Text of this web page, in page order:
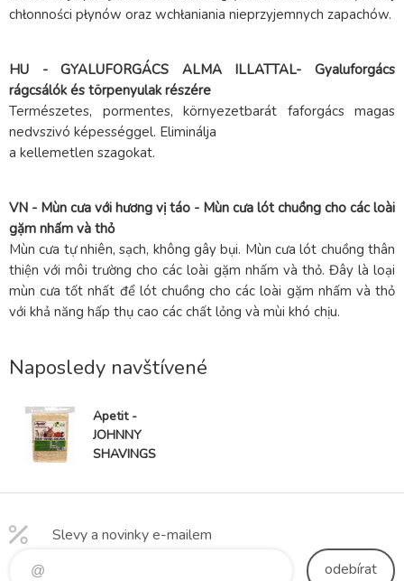
chłonności płynów oraz wchłaniania nieprzyjemnych zapachów.
HU - GYALUFORGÁCS ALMA ILLATTAL- Gyaluforgács
rágcsálók és törpenyulak részére
Természetes, pormentes, környezetbarát faforgács magas
nedvszivó képességgel. Eliminálja
a kellemetlen szagokat.
VN - Mùn cưa với hương vị táo - Mùn cưa lót chuồng cho các loài
gặm nhấm và thỏ
Mùn cưa tự nhiên, sạch, không gây bụi. Mùn cưa lót chuồng thân
thiện với môi trường cho các loài gặm nhấm và thỏ. Đây là loại
mùn cưa tốt nhất để lót chuồng cho các loài gặm nhấm và thỏ
với khả năng hấp thụ cao các chất lỏng và mùi khó chịu.
Naposledy navštívené
Apetit -
JOHNNY
SHAVINGS
Slevy a novinky e-mailem
odebírat